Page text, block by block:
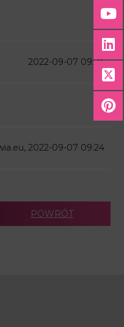
2022-09-07 09:24
2022-09-07 09:24
POWRÓT